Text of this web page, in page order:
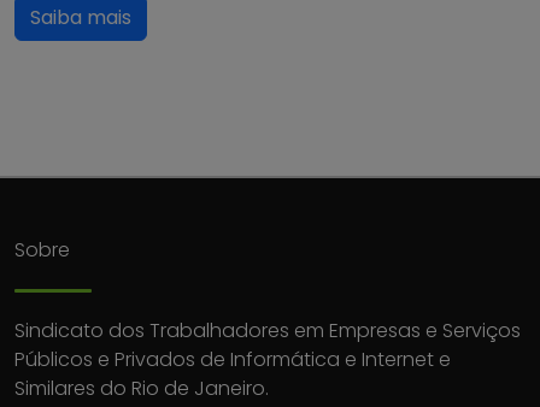
Saiba mais
Sobre
Sindicato dos Trabalhadores em Empresas e Serviços
Públicos e Privados de Informática e Internet e
Similares do Rio de Janeiro.